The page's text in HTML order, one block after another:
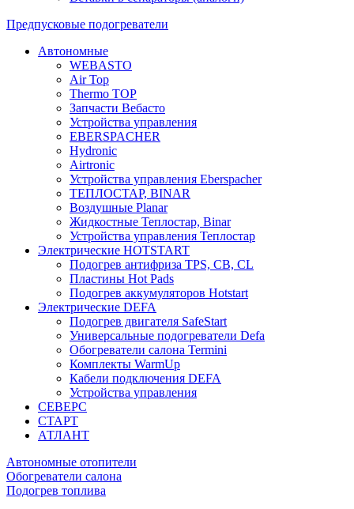
Предпусковые подогреватели
Автономные
WEBASTO
Air Top
Thermo TOP
Запчасти Вебасто
Устройства управления
EBERSPACHER
Hydronic
Airtronic
Устройства управления Eberspacher
ТЕПЛОСТАР, BINAR
Воздушные Planar
Жидкостные Теплостар, Binar
Устройства управления Теплостар
Электрические HOTSTART
Подогрев антифриза TPS, CB, CL
Пластины Hot Pads
Подогрев аккумуляторов Hotstart
Электрические DEFA
Подогрев двигателя SafeStart
Универсальные подогреватели Defa
Обогреватели салона Termini
Комплекты WarmUp
Кабели подключения DEFA
Устройства управления
СЕВЕРС
СТАРТ
АТЛАНТ
Автономные отопители
Обогреватели салона
Подогрев топлива